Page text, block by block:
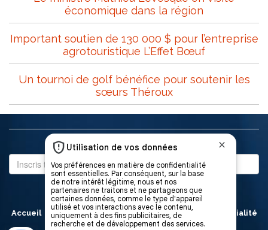
économique dans la région
Important soutien de 130 000 $ pour l’entreprise
agrotouristique L’Effet Bœuf
Un tournoi de golf bénéfice pour soutenir les
sœurs Théroux
Abonne-toi à notre infolettre
Accueil À propos L’équipe
Politique de confidentialité
Contact
Publicité